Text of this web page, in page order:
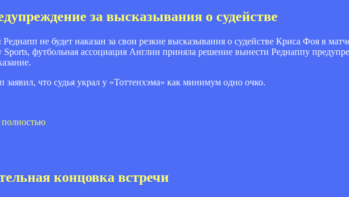
за высказывания о судействе
не будет наказан за свои резкие высказывания о судействе Криса Фоя в
футбольная ассоциация Англии приняла решение вынести Реднаппу
что судья украл у «Тоттенхэма» как минимум одно очко.
полностью
концовка встречи